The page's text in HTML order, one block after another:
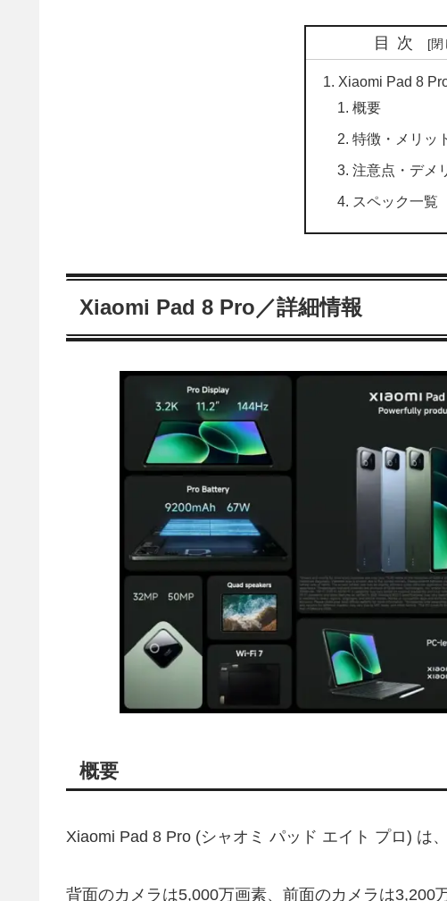
目次
Xiaomi Pad 8
概要
特徴・メリッ
注意点・デメ
スペック一覧
Xiaomi Pad 8 Pro／詳細情報
概要
Xiaomi Pad 8 Pro (シャオミ パッド エイト プロ) は
背面のカメラは5,000万画素、前面のカメラは3,200